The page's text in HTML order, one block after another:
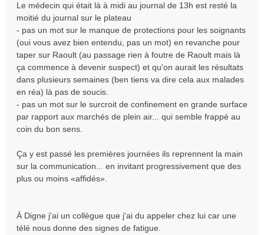
Le médecin qui était là à midi au journal de 13h est resté la
moitié du journal sur le plateau
- pas un mot sur le manque de protections pour les soignants
(oui vous avez bien entendu, pas un mot) en revanche pour
taper sur Raoult (au passage rien à foutre de Raoult mais là
ça commence à devenir suspect) et qu'on aurait les résultats
dans plusieurs semaines (ben tiens va dire cela aux malades
en réa) là pas de soucis.
- pas un mot sur le surcroit de confinement en grande surface
par rapport aux marchés de plein air... qui semble frappé au
coin du bon sens.
Ça y est passé les premières journées ils reprennent la main
sur la communication... en invitant progressivement que des
plus ou moins «affidés».
À Digne j'ai un collègue que j'ai du appeler chez lui car une
télé nous donne des signes de fatigue.